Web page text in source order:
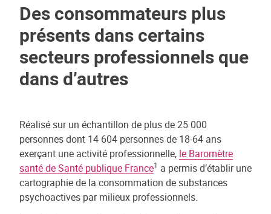
Des consommateurs plus
présents dans certains
secteurs professionnels que
dans d’autres
Réalisé sur un échantillon de plus de 25 000
personnes dont 14 604 personnes de 18-64 ans
exerçant une activité professionnelle, le Baromètre
santé de Santé publique France1 a permis d’établir une
cartographie de la consommation de substances
psychoactives par milieux professionnels.